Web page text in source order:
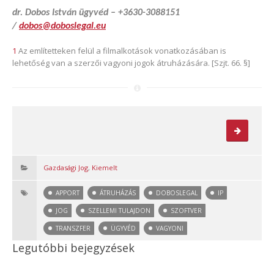
dr. Dobos István ügyvéd – +3630-3088151
/ dobos@doboslegal.eu
1 Az említetteken felül a filmalkotások vonatkozásában is
lehetőség van a szerzői vagyoni jogok átruházására. [Szjt. 66. §]
Gazdasági Jog, Kiemelt
APPORT ÁTRUHÁZÁS DOBOSLEGAL IP
JOG SZELLEMI TULAJDON SZOFTVER
TRANSZFER ÜGYVÉD VAGYONI
Legutóbbi bejegyzések